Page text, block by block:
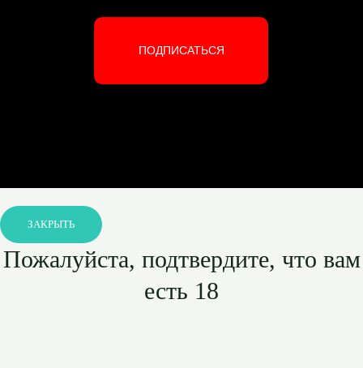
ПОДПИСАТЬСЯ
ЗАКРЫТЬ
Пожалуйста, подтвердите, что вам
есть 18